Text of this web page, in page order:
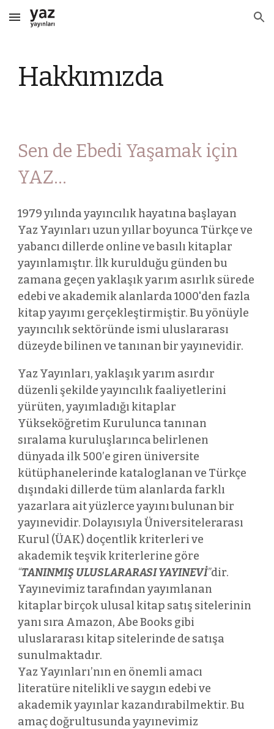
Skip to main content Skip to navigation
Hakkımızda
Sen de Ebedi Yaşamak için
YAZ...
1979 yılında yayıncılık hayatına başlayan
Yaz Yayınları uzun yıllar boyunca Türkçe ve
yabancı dillerde online ve basılı kitaplar
yayınlamıştır. İlk kurulduğu günden bu
zamana geçen yaklaşık yarım asırlık sürede
edebi ve akademik alanlarda 1000'den fazla
kitap yayımı gerçekleştirmiştir. Bu yönüyle
yayıncılık sektöründe ismi uluslararası
düzeyde bilinen ve tanınan bir yayınevidir.
Yaz Yayınları, yaklaşık yarım asırdır
düzenli şekilde yayıncılık faaliyetlerini
yürüten, yayımladığı kitaplar
Yükseköğretim Kurulunca tanınan
sıralama kuruluşlarınca belirlenen
dünyada ilk 500’e giren üniversite
kütüphanelerinde kataloglanan ve Türkçe
dışındaki dillerde tüm alanlarda farklı
yazarlara ait yüzlerce yayını bulunan bir
yayınevidir. Dolayısıyla Üniversitelerarası
Kurul (ÜAK) doçentlik kriterleri ve
akademik teşvik kriterlerine göre
“TANINMIŞ ULUSLARARASI YAYINEVİ”dir.
Yayınevimiz tarafından yayımlanan
kitaplar birçok ulusal kitap satış sitelerinin
yanı sıra Amazon, Abe Books gibi
uluslararası kitap sitelerinde de satışa
sunulmaktadır.
Yaz Yayınları’nın en önemli amacı
literatüre nitelikli ve saygın edebi ve
akademik yayınlar kazandırabilmektir. Bu
amaç doğrultusunda yayınevimiz